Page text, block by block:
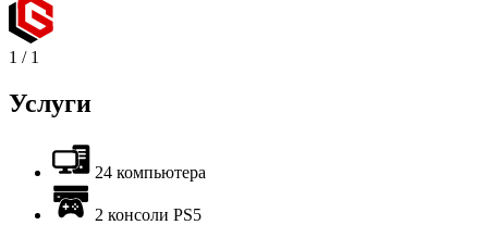
1 / 1
Услуги
24 компьютера
2 консоли PS5